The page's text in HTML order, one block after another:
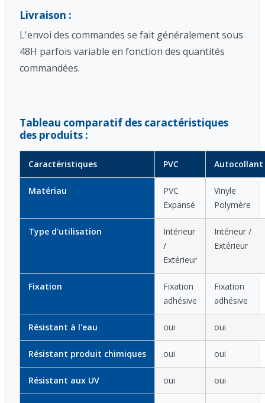
Livraison :
L'envoi des commandes se fait généralement sous
48H parfois variable en fonction des quantités
commandées.
Tableau comparatif des caractéristiques
des produits :
Caractéristiques PVC Autocollant
Matériau
PVC
Expansé
Vinyle
Polymère
Type d'utilisation
Intérieur
/
Extérieur
Intérieur /
Extérieur
Fixation
Fixation
adhésive
Fixation
adhésive
Résistant à l'eau oui oui
Résistant produit chimiques oui oui
Résistant aux UV oui oui